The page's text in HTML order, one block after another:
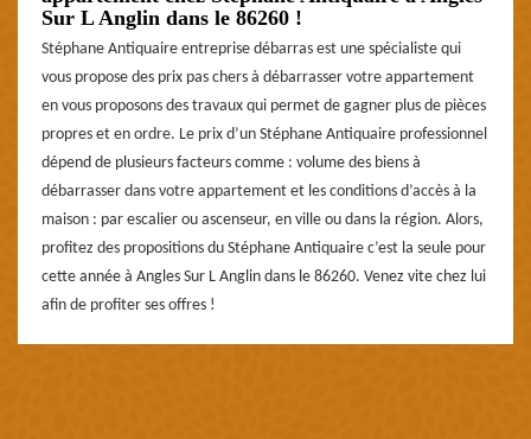
Sur L Anglin dans le 86260 !
Stéphane Antiquaire entreprise débarras est une spécialiste qui
vous propose des prix pas chers à débarrasser votre appartement
en vous proposons des travaux qui permet de gagner plus de pièces
propres et en ordre. Le prix d’un Stéphane Antiquaire professionnel
dépend de plusieurs facteurs comme : volume des biens à
débarrasser dans votre appartement et les conditions d’accès à la
maison : par escalier ou ascenseur, en ville ou dans la région. Alors,
profitez des propositions du Stéphane Antiquaire c’est la seule pour
cette année à Angles Sur L Anglin dans le 86260. Venez vite chez lui
afin de profiter ses offres !